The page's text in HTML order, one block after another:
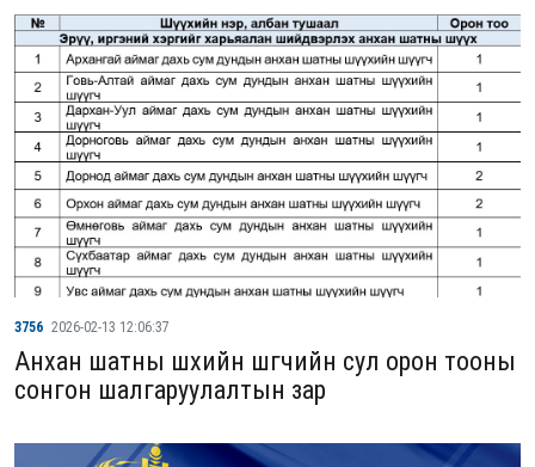
3756 2026-02-13 12:06:37
Анхан шатны шүүхийн шүүгчийн сул орон тооны
сонгон шалгаруулалтын зар